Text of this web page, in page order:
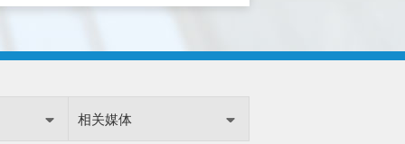
相关媒体